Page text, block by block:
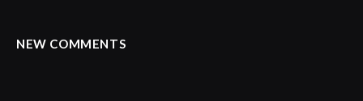
NEW COMMENTS